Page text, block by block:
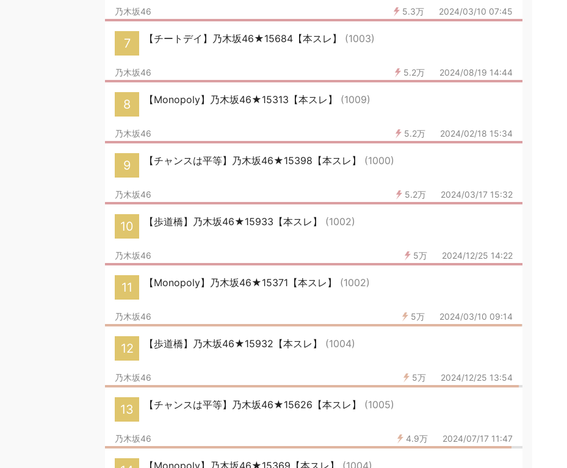
5.3万 2024/03/10 07:45
乃木坂46
7 【チートデイ】乃木坂46★15684【本スレ】 (1003)
5.2万 2024/08/19 14:44
乃木坂46
8 【Monopoly】乃木坂46★15313【本スレ】 (1009)
5.2万 2024/02/18 15:34
乃木坂46
9 【チャンスは平等】乃木坂46★15398【本スレ】 (1000)
5.2万 2024/03/17 15:32
乃木坂46
10 【歩道橋】乃木坂46★15933【本スレ】 (1002)
5万 2024/12/25 14:22
乃木坂46
11 【Monopoly】乃木坂46★15371【本スレ】 (1002)
5万 2024/03/10 09:14
乃木坂46
12 【歩道橋】乃木坂46★15932【本スレ】 (1004)
5万 2024/12/25 13:54
乃木坂46
13 【チャンスは平等】乃木坂46★15626【本スレ】 (1005)
4.9万 2024/07/17 11:47
乃木坂46